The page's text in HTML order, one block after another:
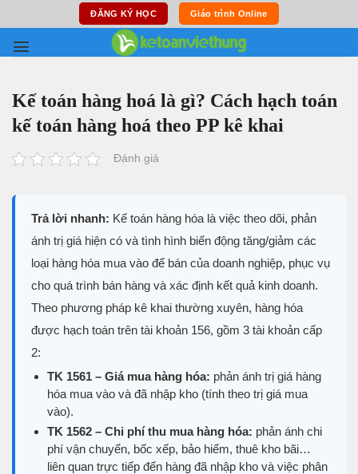
content
ĐĂNG KÝ HỌC Giáo trình Online
Kế toán hàng hoá là gì? Cách hạch toán
kế toán hàng hoá theo PP kê khai
Đánh giá
Trả lời nhanh: Kế toán hàng hóa là việc theo dõi, phản
ánh trị giá hiện có và tình hình biến động tăng/giảm các
loại hàng hóa mua vào để bán của doanh nghiệp, phục vụ
cho quá trình bán hàng và xác định kết quả kinh doanh.
Theo phương pháp kê khai thường xuyên, hàng hóa
được hạch toán trên tài khoản 156, gồm 3 tài khoản cấp
2:
TK 1561 – Giá mua hàng hóa: phản ánh trị giá hàng
hóa mua vào và đã nhập kho (tính theo trị giá mua
vào).
TK 1562 – Chi phí thu mua hàng hóa: phản ánh chi
phí vận chuyển, bốc xếp, bảo hiểm, thuê kho bãi…
liên quan trực tiếp đến hàng đã nhập kho và việc phân